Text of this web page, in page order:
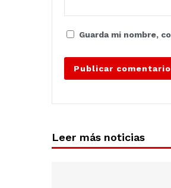
Guarda mi nombre,
Leer más noticias